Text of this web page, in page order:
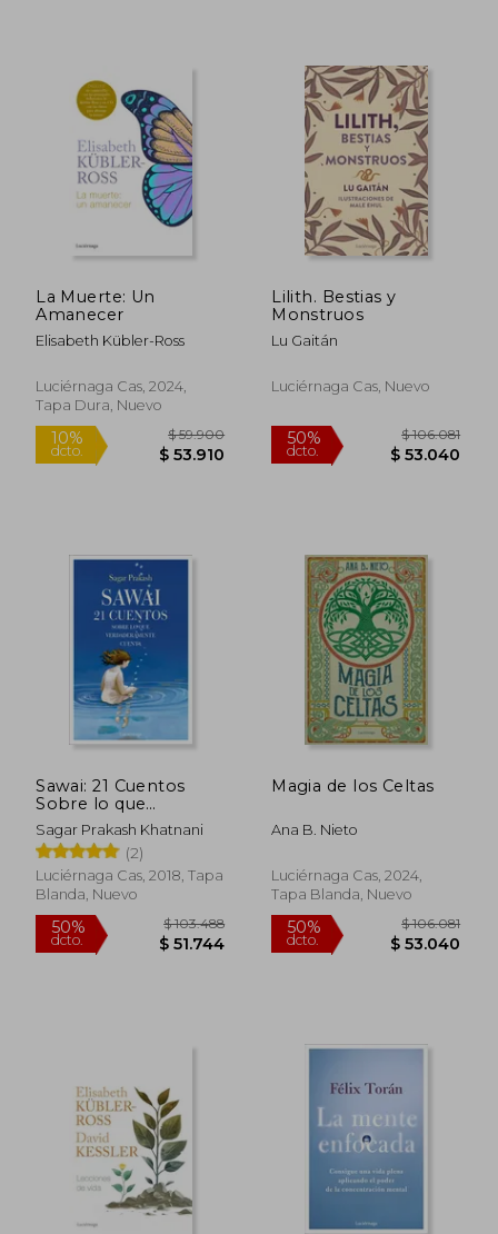
50% $ 108.716 50% $
La Muerte: Un
Amanecer
Elisabeth Kübler-Ross
Luciérnaga Cas, 2024,
Tapa Dura, Nuevo
Lilith. Bestias y
Monstruos
Lu Gaitán
Luciérnaga Cas, Nuevo
Sawai: 21 Cuentos
Sobre lo que
Verdaderamente
Cuenta (Filosofias y
Religiones)
Sagar Prakash Khatnani
(2)
Luciérnaga Cas, 2018, Tapa
Blanda, Nuevo
Magia de los Celtas
Ana B. Nieto
Luciérnaga Cas, 2024,
Tapa Blanda, Nuevo